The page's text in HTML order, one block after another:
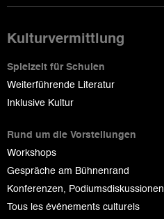
Kulturvermittlung
Spielzeit für Schulen
Weiterführende Literatur
Inklusive Kultur
Rund um die Vorstellungen
Workshops
Gespräche am Bühnenrand
Konferenzen, Podiumsdiskussionen
Tous les événements culturels